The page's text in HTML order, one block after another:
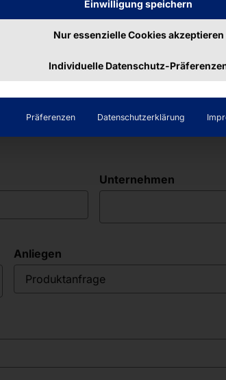
da!
Unternehmen
Anliegen
Produktanfrage
Einwilligung speichern
Nur essenzielle Cookies akzeptieren
Individuelle Datenschutz-
Präferenzen Datenschutzerklärung